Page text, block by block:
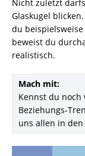
Nicht zuletzt
Glaskugel
du
beweist du
realistisch.
Mach mit:
Kennst du noch
Beziehungs-
uns allen in